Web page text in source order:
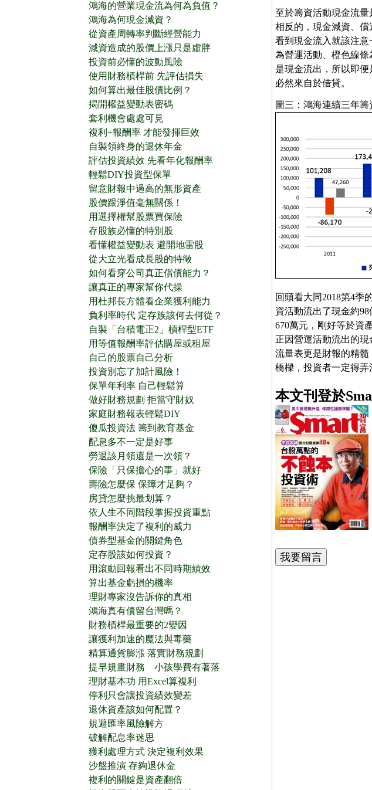
鴻海的營業現金流為何為負值？
鴻海為何現金減資？
從資產周轉率判斷經營能力
減資造成的股價上漲只是虛胖
投資前必懂的波動風險
使用財務槓桿前 先評估損失
如何算出最佳股債比例？
揭開權益變動表密碼
套利機會處處可見
複利+報酬率 才能發揮巨效
自製領終身的退休年金
評估投資績效 先看年化報酬率
輕鬆DIY投資型保單
留意財報中過高的無形資產
股價跟淨值毫無關係！
用選擇權幫股票買保險
存股族必懂的特別股
看懂權益變動表 避開地雷股
從大立光看成長股的特徵
如何看穿公司真正償債能力？
讓真正的專家幫你代操
用杜邦長方體看企業獲利能力
負利率時代 定存族該何去何從？
自製「台積電正2」槓桿型ETF
用等值報酬率評估購屋或租屋
自己的股票自己分析
投資別忘了加計風險！
保單年利率 自己輕鬆算
做好財務規劃 拒當守財奴
家庭財務報表輕鬆DIY
傻瓜投資法 籌到教育基金
配息多不一定是好事
勞退該月領還是一次領？
保險「只保擔心的事」就好
壽險怎麼保 保障才足夠？
房貸怎麼挑最划算？
依人生不同階段掌握投資重點
報酬率決定了複利的威力
債券型基金的關鍵角色
定存股該如何投資？
用滾動回報看出不同時期績效
算出基金虧損的機率
理財專家沒告訴你的真相
鴻海真有債留台灣嗎？
財務槓桿最重要的2變因
讓獲利加速的魔法與毒藥
精算通貨膨漲 落實財務規劃
提早規畫財務 小孩學費有著落
理財基本功 用Excel算複利
停利只會讓投資績效變差
退休資產該如何配置？
規避匯率風險解方
破解配息率迷思
獲利處理方式 決定複利效果
沙盤推演 存夠退休金
複利的關鍵是資產翻倍
至於籌資活動現金流量
相反的，現金減資、償
看到現金流入就該注意
為營運活動、橙色線
是現金流出，所以即
必然來自於借貸。
圖三：鴻海連續三年
回頭看大同2018第4季
資活動流出了現金約
670萬元，剛好等於資
正因營運活動流出的
流量表更是財報的精
橋樑，投資者一定得弄
本文刊登於